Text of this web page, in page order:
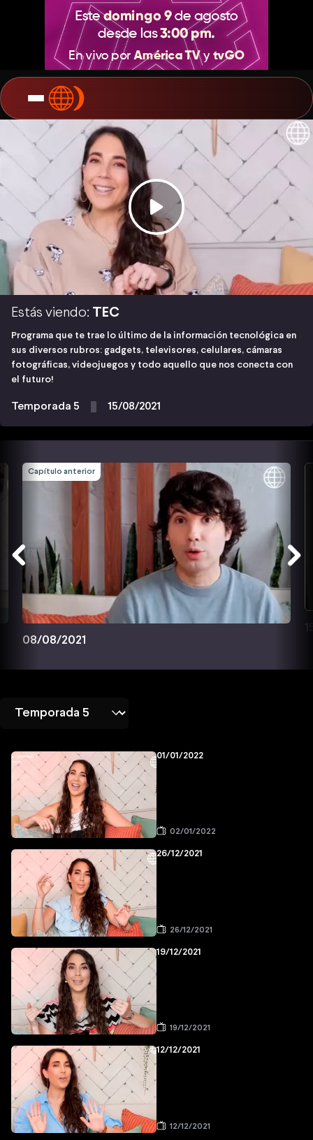
Estás viendo: TEC
Programa que te trae lo último de la información tecnológica en
sus diversos rubros: gadgets, televisores, celulares, cámaras
fotográficas, videojuegos y todo aquello que nos conecta con
el futuro!
Temporada 5 15/08/2021
Capítulo anterior
08/08/2021
01/01/2022
02/01/2022
26/12/2021
26/12/2021
19/12/2021
19/12/2021
12/12/2021
12/12/2021